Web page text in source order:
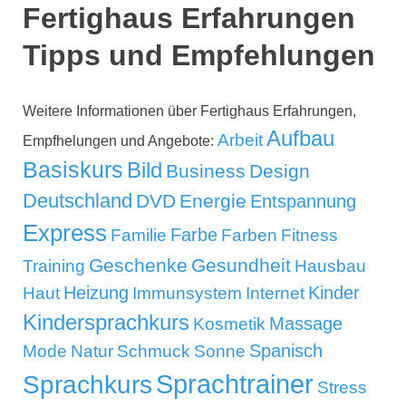
Fertighaus Erfahrungen
Tipps und Empfehlungen
Weitere Informationen über Fertighaus Erfahrungen,
Empfhelungen und Angebote: ArbeitAufbau
Basiskurs Bild Business Design
Deutschland DVD Energie Entspannung
Express Familie Farbe Farben Fitness
Training Geschenke Gesundheit Hausbau
Haut Heizung Immunsystem Internet Kinder
Kindersprachkurs Kosmetik Massage
Mode Natur Schmuck Sonne Spanisch
SprachkursSprachtrainer Stress